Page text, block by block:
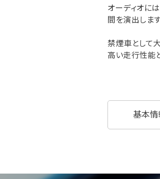
オーディオに
間を演出します
禁煙車として
高い走行性能
基本情